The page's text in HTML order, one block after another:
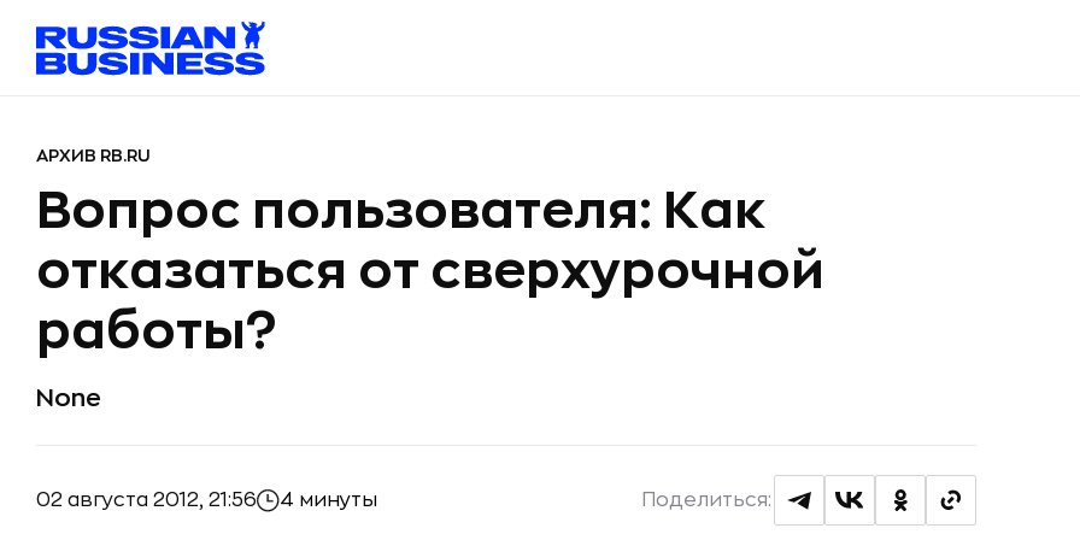
АРХИВ RB.RU
Вопрос пользователя: Как
отказаться от сверхурочной
работы?
None
02 августа 2012, 21:56 4 минуты Поделиться: